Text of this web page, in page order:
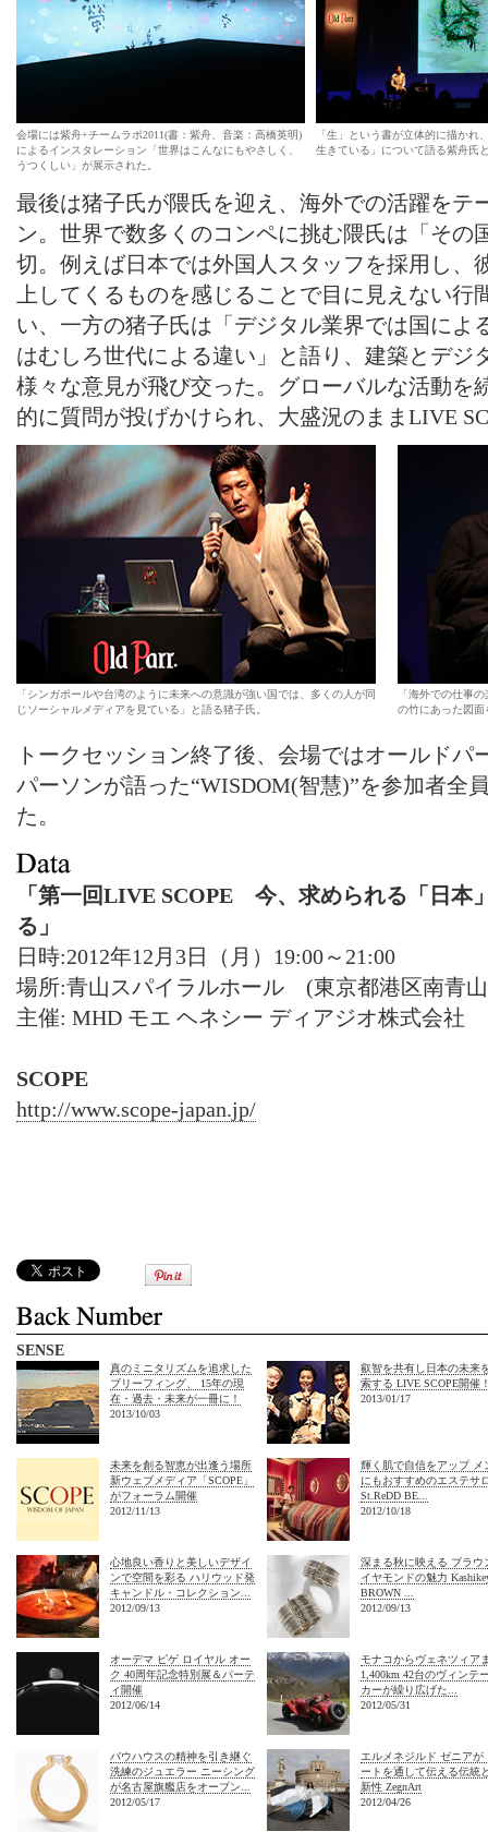
会場には紫舟+チームラボ2011(書：紫舟、音楽：高橋英明)
によるインスタレーション「世界はこんなにもやさしく、
うつくしい」が展示された。
「生」という書が立体的に描か
生きている」について語る紫舟氏
最後は猪子氏が隈氏を迎え、海外での活躍をテ
ン。世界で数多くのコンペに挑む隈氏は「その
切。例えば日本では外国人スタッフを採用し、
上してくるものを感じることで目に見えない
い、一方の猪子氏は「デジタル業界では国によ
はむしろ世代による違い」と語り、建築とデジ
様々な意見が飛び交った。グローバルな活動を
的に質問が投げかけられ、大盛況のままLIVE
「シンガポールや台湾のように未来への意識が強い国では、多くの人が同
じソーシャルメディアを見ている」と語る猪子氏。
「海外での仕事
の竹にあった図
トークセッション終了後、会場ではオールドパ
パーソンが語った“WISDOM(智慧)”を参加者全
た。
「第一回LIVE SCOPE 今、求められる「日本
る」
日時:2012年12月3日（月）19:00～21:00
場所:青山スパイラルホール (東京都港区南青
主催: MHD モエ ヘネシー ディアジオ株式会社
SCOPE
http://www.scope-japan.jp/
SENSE
真のミニタリズムを追求した
ブリーフィング、 15年の現
在・過去・未来が一冊に！
2013/10/03
叡智を共有し日本の未来
索する LIVE SCOPE開催
2013/01/17
未来を創る智恵が出逢う場所
新ウェブメディア「SCOPE」
がフォーラム開催
2012/11/13
輝く肌で自信をアップ メ
にもおすすめのエステサ
St.ReDD BE...
2012/10/18
心地良い香りと美しいデザイ
ンで空間を彩る ハリウッド発
キャンドル・コレクション...
2012/09/13
深まる秋に映える ブラウ
イヤモンドの魅力
BROWN ...
2012/09/13
オーデマ ピゲ ロイヤル オー
ク 40周年記念特別展＆パーテ
ィ開催
2012/06/14
モナコからヴェネツィア
1,400km 42台のヴィンテ
カーが繰り広げた...
2012/05/31
バウハウスの精神を引き継ぐ
洗練のジュエラー ニーシング
が名古屋旗艦店をオープン...
2012/05/17
エルメネジルド ゼニアが
ートを通して伝える伝統
新性 ZegnArt
2012/04/26